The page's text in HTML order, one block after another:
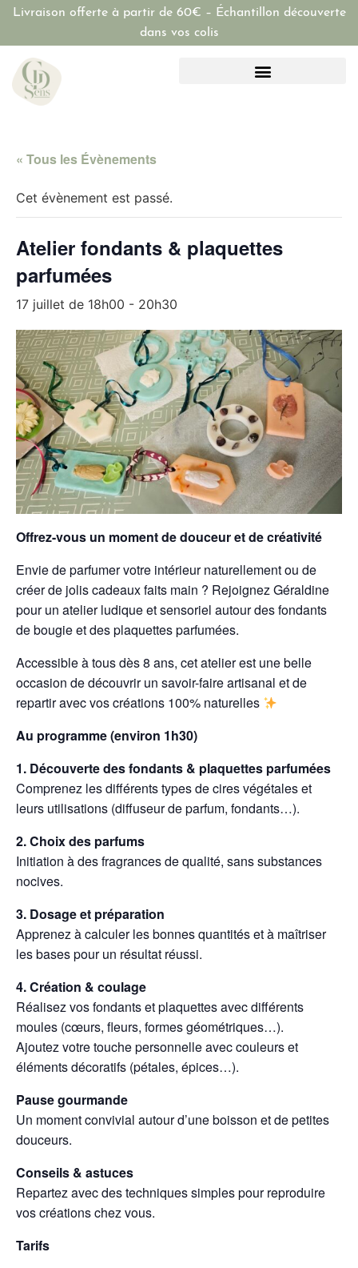
Livraison offerte à partir de 60€ – Échantillon découverte
dans vos colis
« Tous les Évènements
Cet évènement est passé.
Atelier fondants & plaquettes
parfumées
17 juillet de 18h00 - 20h30
Offrez-vous un moment de douceur et de créativité
Envie de parfumer votre intérieur naturellement ou de
créer de jolis cadeaux faits main ? Rejoignez Géraldine
pour un atelier ludique et sensoriel autour des fondants
de bougie et des plaquettes parfumées.
Accessible à tous dès 8 ans, cet atelier est une belle
occasion de découvrir un savoir-faire artisanal et de
repartir avec vos créations 100% naturelles
Au programme (environ 1h30)
1. Découverte des fondants & plaquettes parfumées
Comprenez les différents types de cires végétales et
leurs utilisations (diffuseur de parfum, fondants…).
2. Choix des parfums
Initiation à des fragrances de qualité, sans substances
nocives.
3. Dosage et préparation
Apprenez à calculer les bonnes quantités et à maîtriser
les bases pour un résultat réussi.
4.Création & coulage
Réalisez vos fondants et plaquettes avec différents
moules (cœurs, fleurs, formes géométriques…).
Ajoutez votre touche personnelle avec couleurs et
éléments décoratifs (pétales, épices…).
Pause gourmande
Un moment convivial autour d’une boisson et de petites
douceurs.
Conseils & astuces
Repartez avec des techniques simples pour reproduire
vos créations chez vous.
Tarifs